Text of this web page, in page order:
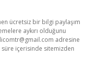
ücretsiz bir bilgi paylaşım
aykırı olduğunu
adresine
içerisinde sitemizden